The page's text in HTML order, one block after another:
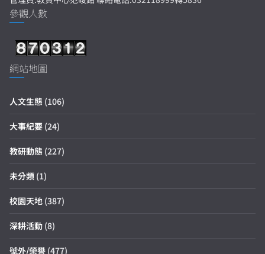
參觀人數
網站地圖
人文生態 (106)
大事紀要 (24)
教研動態 (227)
未分類 (1)
校園天地 (387)
深耕活動 (8)
號外/榮譽 (477)